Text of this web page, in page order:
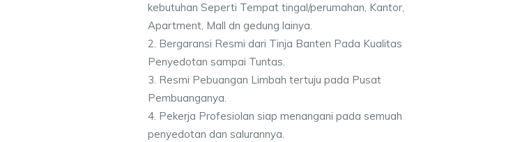
kebutuhan Seperti Tempat tingal/perumahan, Kantor,
Apartment, Mall dn gedung lainya.
2. Bergaransi Resmi dari Tinja Banten Pada Kualitas
Penyedotan sampai Tuntas.
3. Resmi Pebuangan Limbah tertuju pada Pusat
Pembuanganya.
4. Pekerja Profesiolan siap menangani pada semuah
penyedotan dan salurannya.